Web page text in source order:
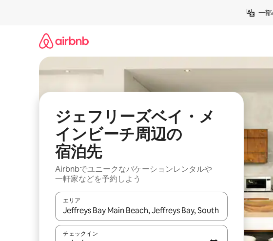
一
ジェフリーズベイ・メ
インビーチ⁠周⁠辺⁠の
宿⁠泊⁠先
Airbnbでユニークなバ⁠ケ⁠ー⁠シ⁠ョ⁠ンレ⁠ン⁠タ⁠ルや
一⁠軒⁠家な⁠ど⁠を予⁠約⁠し⁠よ⁠う
エリア
検索結果が表示されたら、上下の矢印キーを使って移動するか、
チェックイン